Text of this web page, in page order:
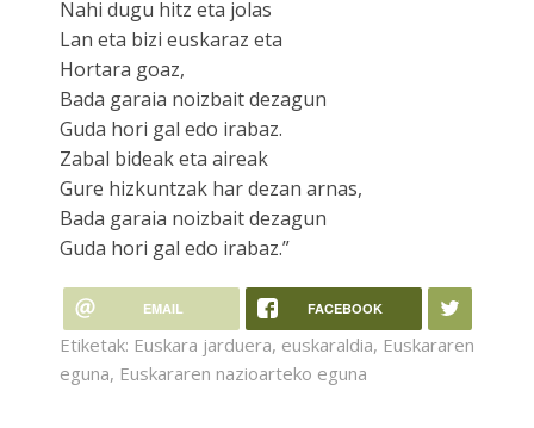
Nahi dugu hitz eta jolas
Lan eta bizi euskaraz eta
Hortara goaz,
Bada garaia noizbait dezagun
Guda hori gal edo irabaz.
Zabal bideak eta aireak
Gure hizkuntzak har dezan arnas,
Bada garaia noizbait dezagun
Guda hori gal edo irabaz.”
EMAIL FACEBOOK
Etiketak: Euskara jarduera, euskaraldia, Euskararen
eguna, Euskararen nazioarteko eguna